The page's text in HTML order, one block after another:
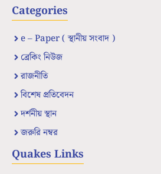
Categories
e – Paper ( স্থানীয় সংবাদ )
ব্রেকিং নিউজ
রাজনীতি
বিশেষ প্রতিবেদন
দর্শনীয় স্থান
জরুরি নম্বর
Quakes Links